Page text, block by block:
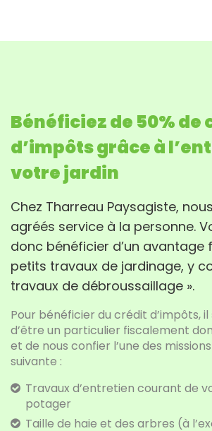
Bénéficiez de 50% de
d’impôts grâce à
votre jardin
Chez Tharreau Paysagiste,
agréés service à la personne.
donc bénéficier d’un avantage
petits travaux de jardinage, y
travaux de débroussaillage ».
Pour bénéficier du crédit d’impôts,
d’être un particulier fiscalement
et de nous confier l’une des
suivante :
Travaux d’entretien courant de
potager
Taille de haie et des arbres (à